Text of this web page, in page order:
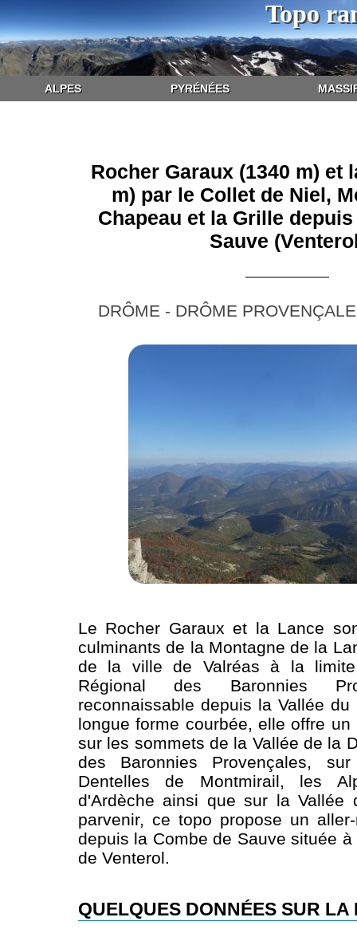
Topo
ALPES PYRÉNÉES
Rocher Garaux (1340 m) et
m) par le Collet de Niel,
Chapeau et la Grille
Sauve
DRÔME - DRÔME
Le Rocher Garaux et la Lance
culminants de la Montagne de la
de la ville de Valréas à la
Régional des Baronnies
reconnaissable depuis la Vallée
longue forme courbée, elle offre
sur les sommets de la Vallée de la
des Baronnies Provençales,
Dentelles de Montmirail, les
d'Ardèche ainsi que sur la Vallée
parvenir, ce topo propose un
depuis la Combe de Sauve située
de Venterol.
QUELQUES DONNÉES SUR LA